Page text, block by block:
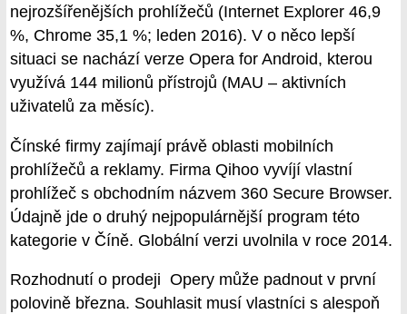
nejrozšířenějších prohlížečů (Internet Explorer 46,9
%, Chrome 35,1 %; leden 2016). V o něco lepší
situaci se nachází verze Opera for Android, kterou
využívá 144 milionů přístrojů (MAU – aktivních
uživatelů za měsíc).
Čínské firmy zajímají právě oblasti mobilních
prohlížečů a reklamy. Firma Qihoo vyvíjí vlastní
prohlížeč s obchodním názvem 360 Secure Browser.
Údajně jde o druhý nejpopulárnější program této
kategorie v Číně. Globální verzi uvolnila v roce 2014.
Rozhodnutí o prodeji Opery může padnout v první
polovině března. Souhlasit musí vlastníci s alespoň